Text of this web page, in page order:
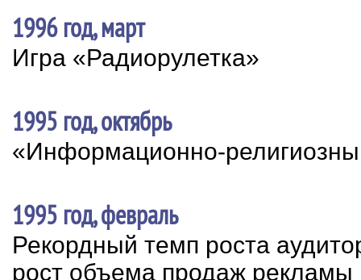
1996 год, март
Игра «Радиорулетка»
1995 год, октябрь
«Информационно-
1995 год, февраль
Рекордный темп роста
рост объема продаж рекламы